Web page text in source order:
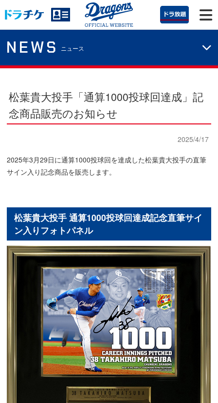
NEWS ニュース
松葉貴大投手「通算1000投球回達成」記
念商品販売のお知らせ
2025/4/17
2025年3月29日に通算1000投球回を達成した松葉貴大投手の直筆
サイン入り記念商品を販売します。
松葉貴大投手 通算1000投球回達成記念直筆サイ
ン入りフォトパネル